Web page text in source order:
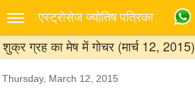
एस्‍ट्रोसेज ज्‍योतिष पत्रिका
शुक्र ग्रह का मेष में गोचर (मार्च 12, 2015)
Thursday, March 12, 2015